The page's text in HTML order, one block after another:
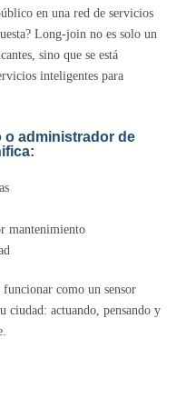
en una red de servicios
Long-join no es solo un
sino que se está
inteligentes para
administrador de
mantenimiento
como un sensor
ciudad: actuando, pensando y